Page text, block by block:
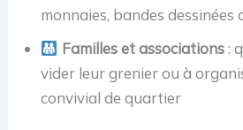
monnaies, bandes dessinées
Familles et associations:
vider leur grenier ou à
convivial de quartier